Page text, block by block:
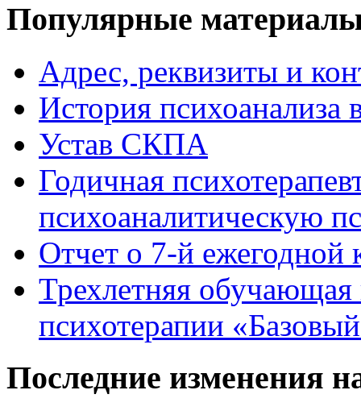
Популярные
Адрес, реквизиты и
История психоанализа
Устав СКПА
Годичная
психоаналитическую
Отчет о 7-й
Трехлетняя
психотерапии
Последние изменения